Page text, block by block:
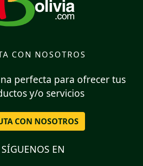
CON NOSOTROS
perfecta para ofrecer tus
y/o servicios
CON NOSOTROS
SÍGUENOS EN